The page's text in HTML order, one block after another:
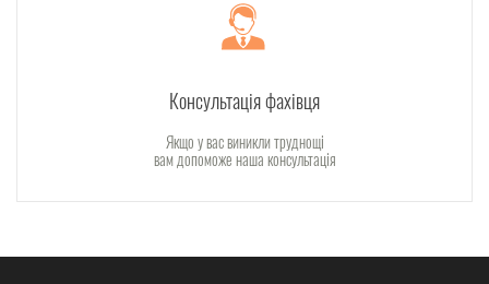
Консультація фахівця
Якщо у вас виникли труднощі
вам допоможе наша консультація